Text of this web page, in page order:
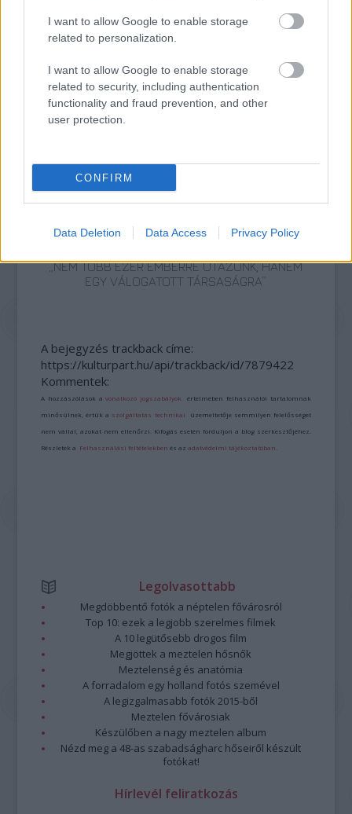
I want to allow Google to enable storage
related to personalization.
I want to allow Google to enable storage
related to security, including authentication
functionality and fraud prevention, and other
user protection.
CONFIRM
Data Deletion Data Access Privacy Policy
„NEM TÖBB EZER EMBERRE UTAZUNK, HANEM
EGY VÁLOGATOTT TÁRSASÁGRA”
A bejegyzés trackback címe:
https://kulturpart.hu/api/trackback/id/7879422
Kommentek:
A hozzászólások avonatkozó jogszabályok értelmében felhasználói tartalomnak
minősülnek, értük a szolgáltatás technikai üzemeltetője semmilyen felelősséget
nem vállal, azokat nem ellenőrzi. Kifogás esetén forduljon a blog szerkesztőjéhez.
Részletek a Felhasználási feltételekben és azadatvédelmi tájékoztatóban
Legolvasottabb
Megdöbbentő fotók a néptelen fővárosról
Top 10: ezek a legjobb szerelmes filmek
A 10 legütősebb drogos film
Megjöttek a meztelen hősnők
Meztelenség és anatómia
A forradalom egy holland fotós szemével
A legizgalmasabb fotók 2015-ből
Meztelen fővárosiak
Készülőben a nagy meztelen album
Nézd meg a 48-as szabadságharc hőseiről készült
fotókat!
Hírlevél feliratkozás